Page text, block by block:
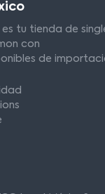
es tu tienda de
con
de